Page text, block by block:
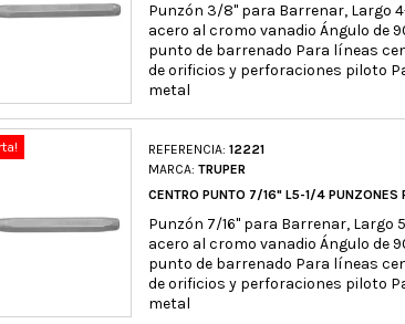
Punzón 3/8" para Barrenar, Largo
acero al cromo vanadio Ángulo de
punto de barrenado Para líneas
de orificios y perforaciones piloto
metal
REFERENCIA: 12221
MARCA: TRUPER
CENTRO PUNTO 7/16" L5-1/4 PUNZONES
Punzón 7/16" para Barrenar, Largo
acero al cromo vanadio Ángulo de
punto de barrenado Para líneas
de orificios y perforaciones piloto
metal